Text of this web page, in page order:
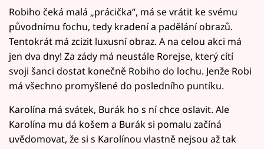
Robiho čeká malá „prácička“, má se vrátit ke svému
původnímu fochu, tedy kradení a padělání obrazů.
Tentokrát má zcizit luxusní obraz. A na celou akci má
jen dva dny! Za zády má neustále Rorejse, který cítí
svoji šanci dostat konečně Robiho do lochu. Jenže Robi
má všechno promyšlené do posledního puntíku.
Karolína má svátek, Burák ho s ní chce oslavit. Ale
Karolína mu dá košem a Burák si pomalu začíná
uvědomovat, že si s Karolínou vlastně nejsou až tak